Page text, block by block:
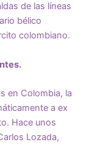
de las líneas
bélico
colombiano.
en Colombia, la
a ex
Hace unos
Lozada,